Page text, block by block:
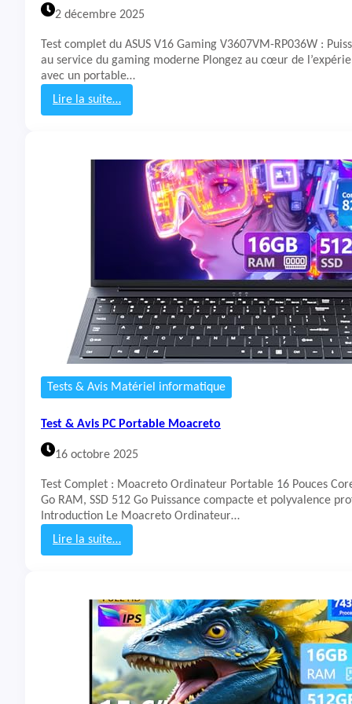
h
n
a
2 décembre 2025
Test complet du ASUS V16 Gaming V3607VM-RP036W :
au service du gaming moderne Plongez au cœur de
avec un portable…
Lire la suite…
:
s
C
P
o
r
t
a
b
l
A
U
V
1
6
G
a
n
g
3
6
0
7
Tests & Avis Matériel informatique
Test & Avis PC Portable Moacreto
16 octobre 2025
Test Complet : Moacreto Ordinateur Portable 16 Pouces
Go RAM, SSD 512 Go Puissance compacte et polyvalence
Introduction Le Moacreto Ordinateur…
Lire la suite…
:
s
t
&
A
v
i
s